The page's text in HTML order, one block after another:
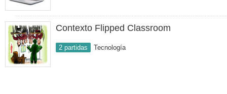
Contexto Flipped Classroom
2 partidas Tecnología